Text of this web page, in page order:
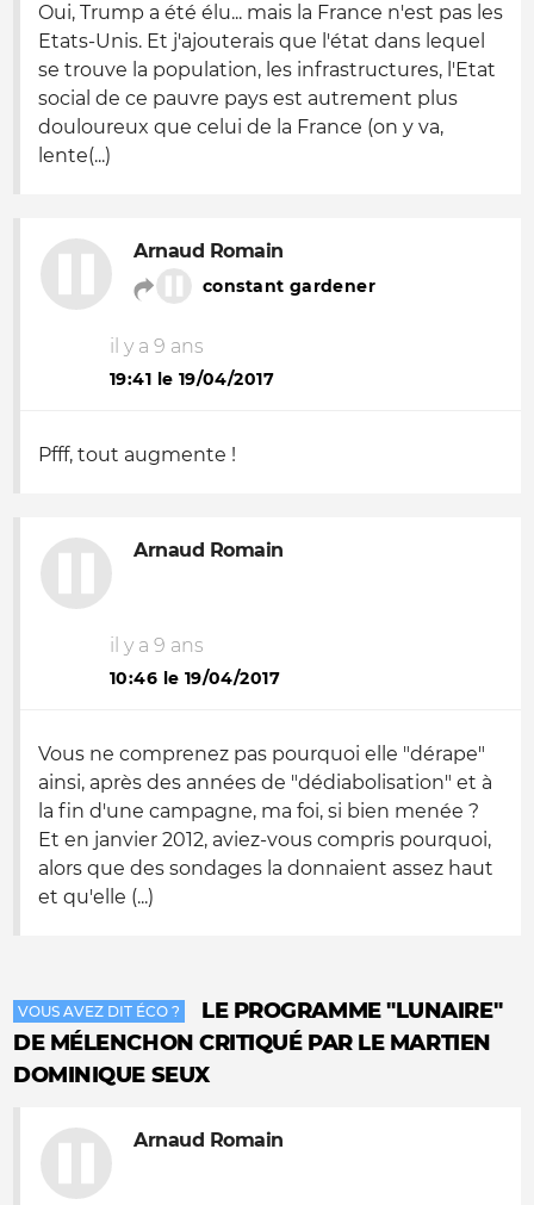
Oui, Trump a été élu... mais la France n'est pas les
Etats-Unis. Et j'ajouterais que l'état dans lequel
se trouve la population, les infrastructures, l'Etat
social de ce pauvre pays est autrement plus
douloureux que celui de la France (on y va,
lente(...)
Arnaud Romain
constant gardener
il y a 9 ans
19:41 le 19/04/2017
Pfff, tout augmente !
Arnaud Romain
il y a 9 ans
10:46 le 19/04/2017
Vous ne comprenez pas pourquoi elle "dérape"
ainsi, après des années de "dédiabolisation" et à
la fin d'une campagne, ma foi, si bien menée ?
Et en janvier 2012, aviez-vous compris pourquoi,
alors que des sondages la donnaient assez haut
et qu'elle (...)
VOUS AVEZ DIT ÉCO ?
LE PROGRAMME "LUNAIRE"
DE MÉLENCHON CRITIQUÉ PAR LE MARTIEN
DOMINIQUE SEUX
Arnaud Romain